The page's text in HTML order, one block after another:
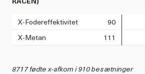
X-Fodereffektivitet
90
X-Metan
111
8717 fødte x-afkom i 910 besætninger